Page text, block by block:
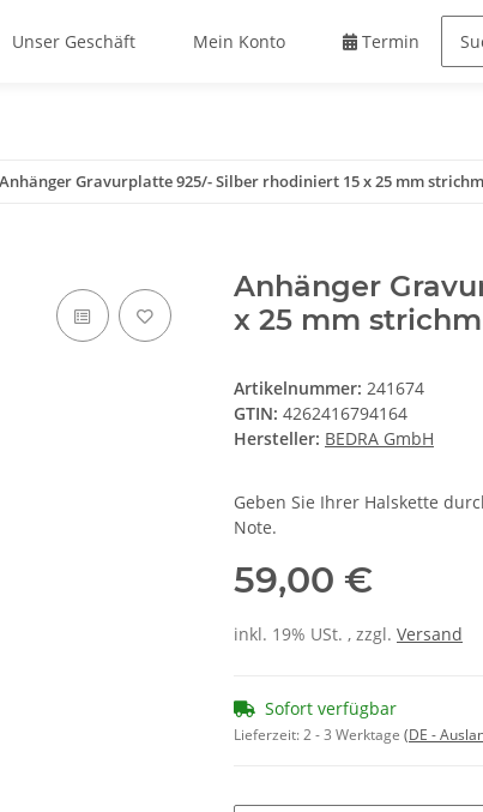
Unser Geschäft Mein Konto Termin
Anhänger Gravurplatte 925/- Silber rhodiniert 15 x 25 mm
Anhänger
x 25 mm
Artikelnummer: 241674
GTIN: 4262416794164
Hersteller: BEDRA GmbH
Geben Sie Ihrer Halskette
Note.
59,00 €
inkl. 19% USt. , zzgl. Versand
Sofort verfügbar
Lieferzeit:2 - 3 Werktage (DE -